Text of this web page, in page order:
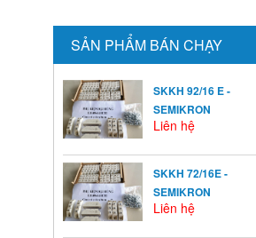
SẢN PHẨM BÁN CHẠY
SKKH 92/16 E -
SEMIKRON
Liên hệ
SKKH 72/16E -
SEMIKRON
Liên hệ